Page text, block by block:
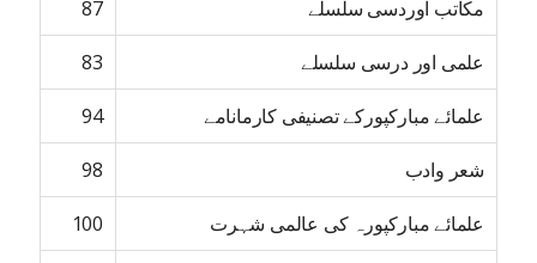
مکاتب اوردسی سلسلے 87
علمی اور درسی سلسلے 83
علمائے مبارکپورکے تصنیفی کارمانامے 94
شعر وادب 98
علمائے مبارکپورہ کی عالمی شہرت 100